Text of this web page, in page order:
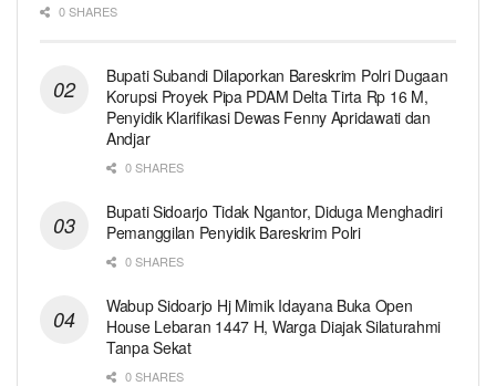
0 SHARES
Bupati Subandi Dilaporkan Bareskrim Polri Dugaan
Korupsi Proyek Pipa PDAM Delta Tirta Rp 16 M,
Penyidik Klarifikasi Dewas Fenny Apridawati dan
Andjar
0 SHARES
Bupati Sidoarjo Tidak Ngantor, Diduga Menghadiri
Pemanggilan Penyidik Bareskrim Polri
0 SHARES
Wabup Sidoarjo Hj Mimik Idayana Buka Open
House Lebaran 1447 H, Warga Diajak Silaturahmi
Tanpa Sekat
0 SHARES